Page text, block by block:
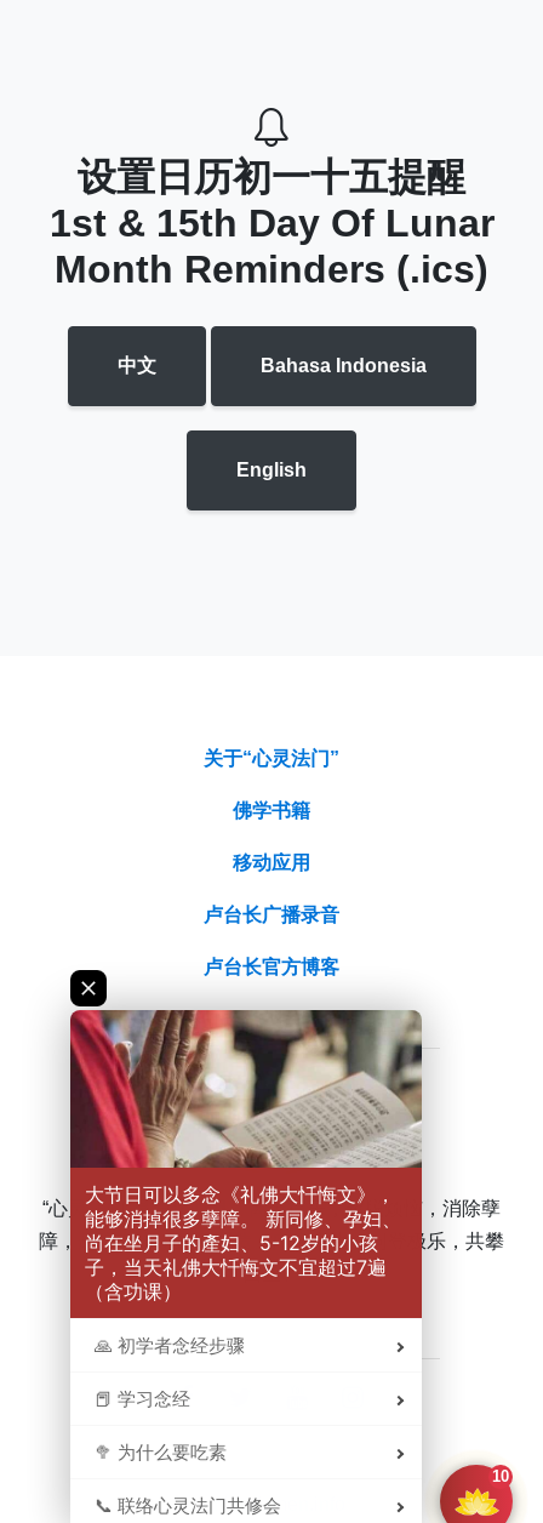
设置日历初一十五提醒
1st & 15th Day Of Lunar
Month Reminders (.ics)
中文 Bahasa Indonesia
English
关于“心灵法门”
佛学书籍
移动应用
卢台长广播录音
卢台长官方博客
“心灵法门”是净化心灵，离苦得乐，超脱烦恼，消除孽
障，超度有缘，还清冤债，广度众生，同登极乐，共攀
四圣。
xinlingfamen.info
大节日可以多念《礼佛大忏悔文》，
能够消掉很多孽障。 新同修、孕妇、
尚在坐月子的產妇、5-12岁的小孩
子，当天礼佛大忏悔文不宜超过7遍
（含功课）
🙏 初学者念经步骤
📕 学习念经
🥦 为什么要吃素
📞 联络心灵法门共修会
10